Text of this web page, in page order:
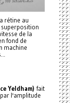
rétine au
de la
fond de
machine
Yeldham)fait
l'amplitude